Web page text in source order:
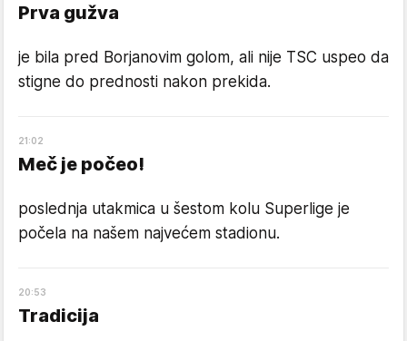
Prva gužva
je bila pred Borjanovim golom, ali nije TSC uspeo da
stigne do prednosti nakon prekida.
21:02
Meč je počeo!
poslednja utakmica u šestom kolu Superlige je
počela na našem najvećem stadionu.
20:53
Tradicija